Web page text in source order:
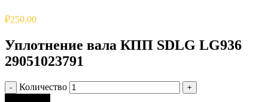
₽250.00
Уплотнение вала КПП SDLG LG936
29051023791
Количество